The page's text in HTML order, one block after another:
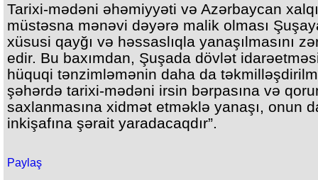
Tarixi-mədəni əhəmiyyəti və Azərbaycan
müstəsna mənəvi dəyərə malik olması
xüsusi qayğı və həssaslıqla yanaşılmasını
edir. Bu baxımdan, Şuşada dövlət
hüquqi tənzimləmənin daha da
şəhərdə tarixi-mədəni irsin bərpasına və
saxlanmasına xidmət etməklə yanaşı, onun
inkişafına şərait yaradacaqdır”.
Paylaş